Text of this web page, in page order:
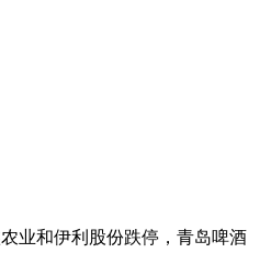
业和伊利股份跌停，青岛啤酒